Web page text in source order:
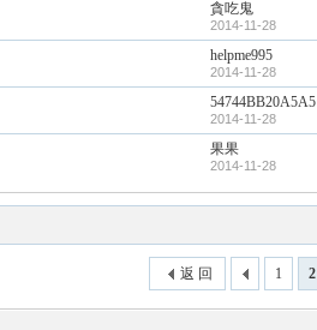
貪吃鬼
2014-11-28
helpme995
2014-11-28
54744BB20A5A5
2014-11-28
果果
2014-11-28
1 2
返 回